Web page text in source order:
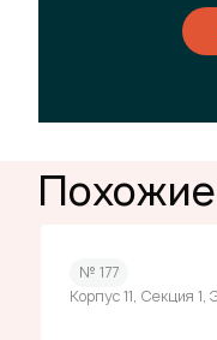
№ 177
Корпус 11, Секция